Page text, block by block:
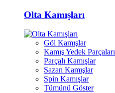
Olta Kamışları
Göl Kamışlar
Kamış Yedek Parçaları
Parçalı Kamışlar
Sazan Kamışlar
Spin Kamışlar
Tümünü Göster